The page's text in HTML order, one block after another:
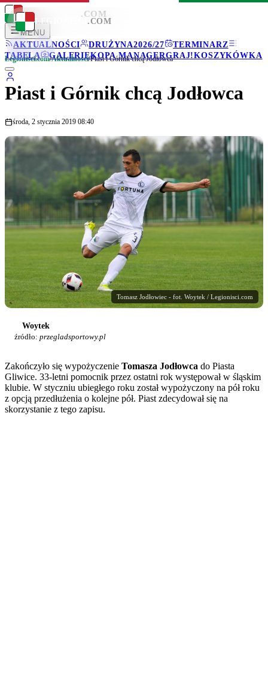
LEGIONISCI .COM
MENU
AKTUALNOŚCI
DRUŻYNA2026/27
TERMINARZ
TABELA
GALERIEKOPA MANAGERGRAJ!KOSZYKÓWKA
LEGIONISCI .COM
Legionisci.com/Aktualności/Piast i Górnik chcą Jodłowca
Piast i Górnik chcą Jodłowca
środa, 2 stycznia 2019 08:40
Tomasz Jodłowiec - fot. Woytek / Legionisci.com
Woytek
źródło: przegladsportowy.pl
Zakończyło się wypożyczenie Tomasza Jodłowca do Piasta
Gliwice. 33-letni pomocnik przez ostatni rok występował w śląskim
klubie. W styczniu ubiegłego roku został wypożyczony na pół roku
z opcją przedłużenia o kolejne pół. Piast zdecydował się na
skorzystanie z tego zapisu.